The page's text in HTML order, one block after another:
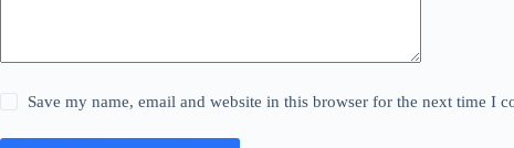
Save my name, email and website in this browser for the next time I